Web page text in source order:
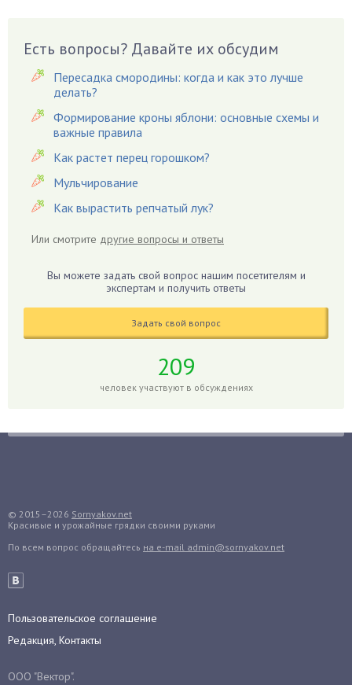
Вишня
Вредители
Гардения
Гацания
Гвоздики
Георгины
Герань
Гиацинт
Гиппеаструм
Годжи
Голубика
Гуава
Гузмания
Дайкон
Дендробиум
Денежное дерево
Есть вопросы? Давайте их обсудим
Пересадка смородины: когда и как это лучше
делать?
Формирование кроны яблони: основные схемы и
важные правила
Как растет перец горошком?
Мульчирование
Как вырастить репчатый лук?
Или смотрите другие вопросы и ответы
Вы можете задать свой вопрос нашим посетителям и
экспертам и получить ответы
Задать свой вопрос
209
человек участвуют в обсуждениях
© 2015–2026 Sornyakov.net
Красивые и урожайные грядки своими руками
По всем вопрос обращайтесь на e-mail admin@sornyakov.net
Пользовательское соглашение
Редакция, Контакты
ООО "Вектор".